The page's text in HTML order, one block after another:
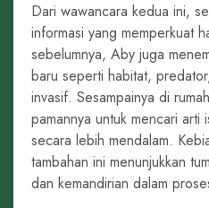
Dari wawancara kedua ini,
informasi yang memperkuat
sebelumnya, Aby juga
baru seperti habitat,
invasif. Sesampainya di
pamannya untuk mencari arti
secara lebih mendalam.
tambahan ini menunjukkan
dan kemandirian dalam